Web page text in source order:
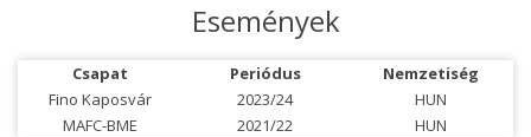
Események
Csapat Periódus
Nemzetiség
Fino Kaposvár
2023/24
HUN
MAFC-BME
2021/22 HUN